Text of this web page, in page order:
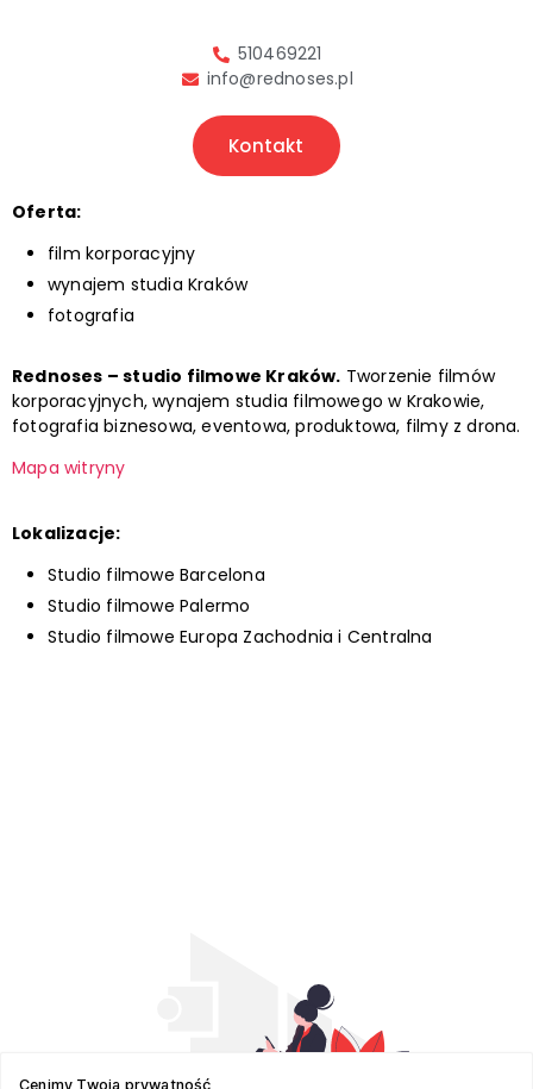
510469221
info@rednoses.pl
Kontakt
Oferta:
film korporacyjny
wynajem studia Kraków
fotografia
Rednoses – studio filmowe Kraków. Tworzenie filmów
korporacyjnych, wynajem studia filmowego w Krakowie,
fotografia biznesowa, eventowa, produktowa, filmy z drona.
Mapa witryny
Lokalizacje:
Studio filmowe Barcelona
Studio filmowe Palermo
Studio filmowe Europa Zachodnia i Centralna
Cenimy Twoją prywatność